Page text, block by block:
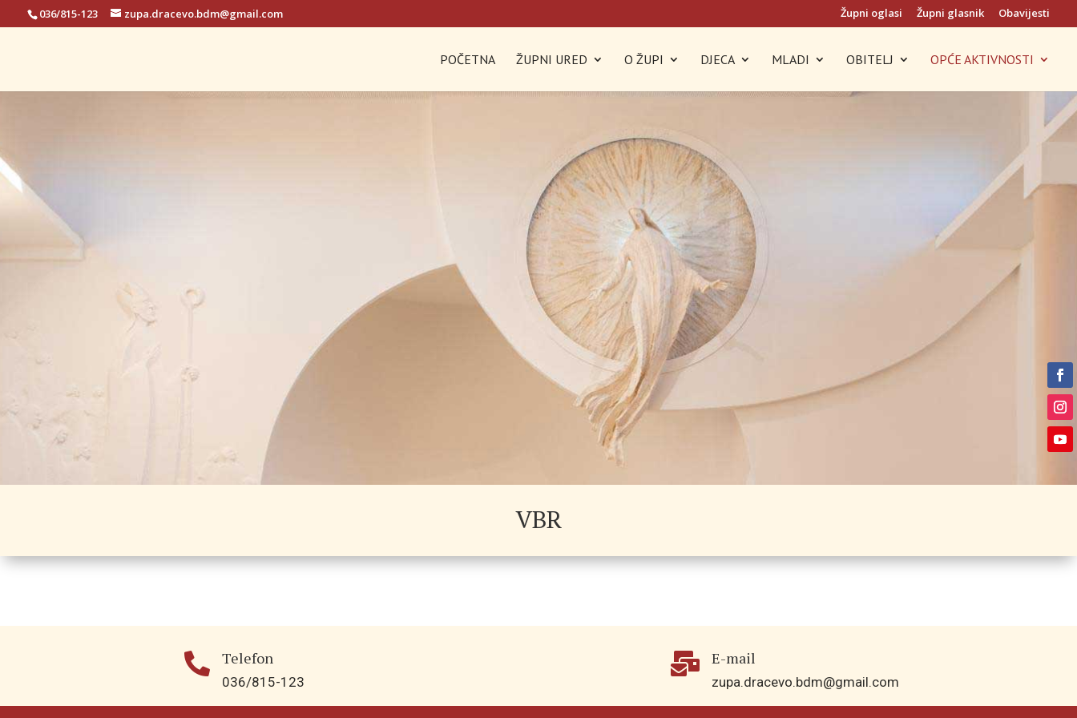
036/815-123 zupa.dracevo.bdm@gmail.com Župni oglasi Župni glasnik Obavijesti
POČETNA ŽUPNI URED O ŽUPI DJECA MLADI OBITELJ OPĆE AKTIVNOSTI
VBR
 Telefon
036/815-123
 E-mail
zupa.dracevo.bdm@gmail.com